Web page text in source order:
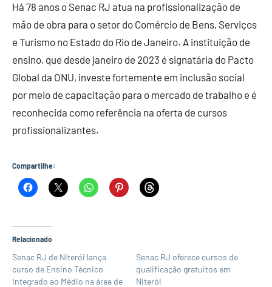
Há 78 anos o Senac RJ atua na profissionalização de
mão de obra para o setor do Comércio de Bens, Serviços
e Turismo no Estado do Rio de Janeiro. A instituição de
ensino, que desde janeiro de 2023 é signatária do Pacto
Global da ONU, investe fortemente em inclusão social
por meio de capacitação para o mercado de trabalho e é
reconhecida como referência na oferta de cursos
profissionalizantes.
Compartilhe:
Relacionado
Senac RJ de Niterói lança
curso de Ensino Técnico
Integrado ao Médio na área de
Senac RJ oferece cursos de
qualificação gratuitos em
Niterói